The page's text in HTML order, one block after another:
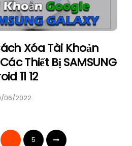
Xóa Tài Khoản
Thiết Bị SAMSUNG
11 12
06/2022
… 5